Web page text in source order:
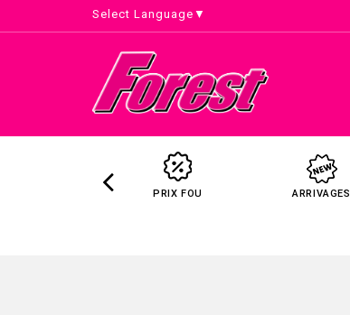
Select Language ▼
PRIX FOU ARRIVAGES